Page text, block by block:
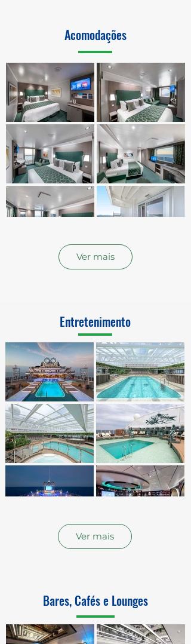
Acomodações
Ver mais
Entretenimento
Ver mais
Bares, Cafés e Lounges